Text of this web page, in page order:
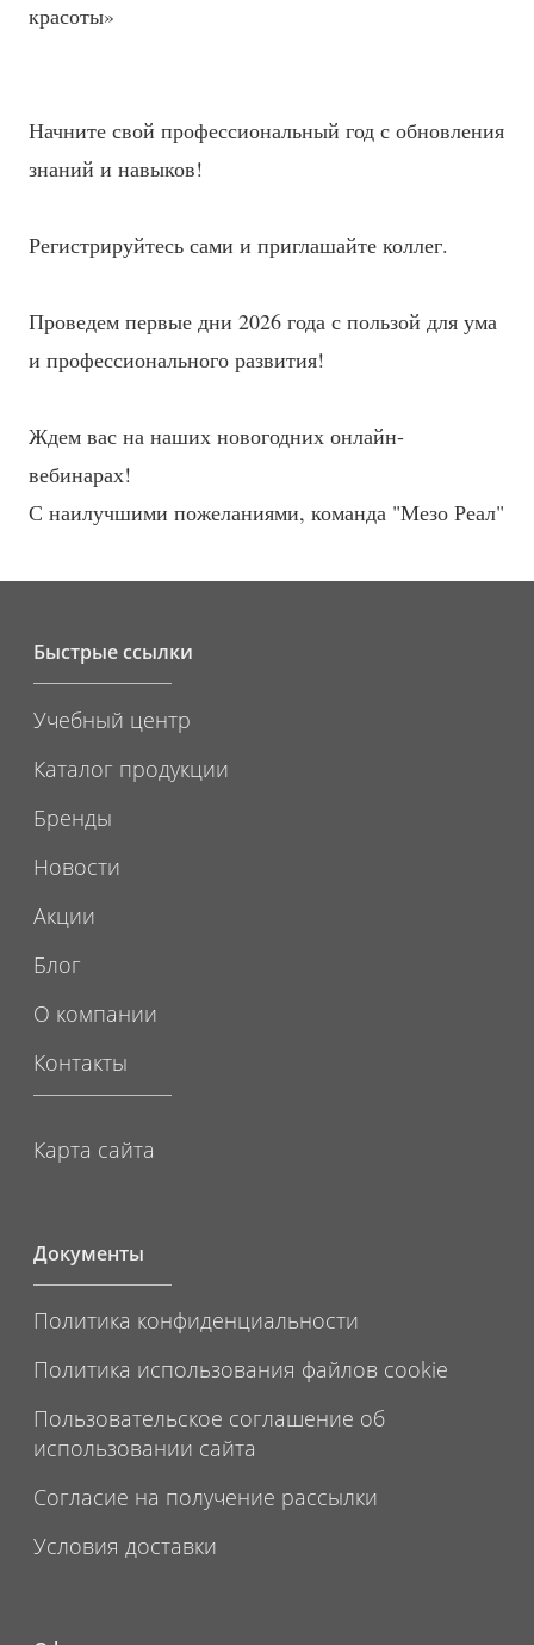
красоты»
Начните свой профессиональный год с обновления
знаний и навыков!
Регистрируйтесь сами и приглашайте коллег.
Проведем первые дни 2026 года с пользой для ума
и профессионального развития!
Ждем вас на наших новогодних онлайн-
вебинарах!
С наилучшими пожеланиями, команда "Мезо Реал"
Быстрые ссылки
Учебный центр
Каталог продукции
Бренды
Новости
Акции
Блог
О компании
Контакты
Карта сайта
Документы
Политика конфиденциальности
Политика использования файлов cookie
Пользовательское соглашение об
использовании сайта
Согласие на получение рассылки
Условия доставки